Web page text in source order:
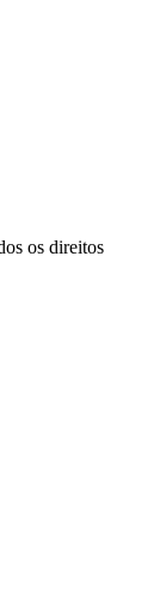
os direitos